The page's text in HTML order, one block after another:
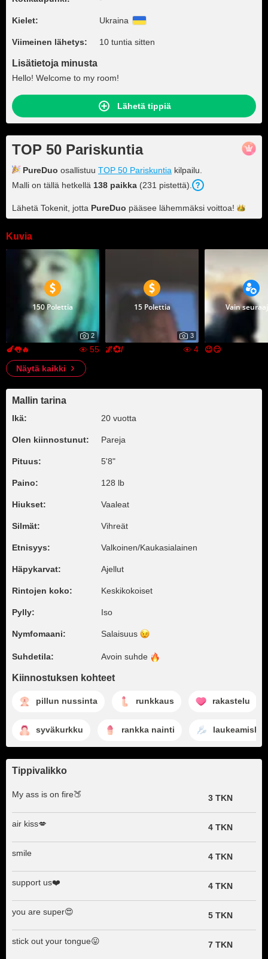
Kielet: Ukraina
Viimeinen lähetys: 10 tuntia sitten
Lisätietoja minusta
Hello! Welcome to my room!
Lähetä tippiä
TOP 50 Pariskuntia
PureDuo osallistuu TOP 50 Pariskuntia kilpailu.
Malli on tällä hetkellä 138 paikka (231 pistettä).
Lähetä Tokenit, jotta PureDuo pääsee lähemmäksi voittoa!
Kuvia
150 Polettia
2
🍆👅🔥 55
15 Polettia
3
🌌💞/ 4
Vain
😉😏
Näytä kaikki
Mallin tarina
Ikä: 20 vuotta
Olen kiinnostunut: Pareja
Pituus: 5'8"
Paino: 128 lb
Hiukset: Vaaleat
Silmät: Vihreät
Etnisyys: Valkoinen/Kaukasialainen
Häpykarvat: Ajellut
Rintojen koko: Keskikokoiset
Pylly: Iso
Nymfomaani: Salaisuus
Suhdetila: Avoin suhde
Kiinnostuksen kohteet
pillun nussinta runkkaus rakastelu
syväkurkku rankka nainti
Tippivalikko
My ass is on fire🍑 3 TKN
air kiss💋 4 TKN
smile 4 TKN
support us❤️ 4 TKN
you are super😍 5 TKN
stick out your tongue😛 7 TKN